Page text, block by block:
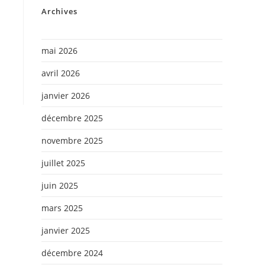
Archives
mai 2026
avril 2026
janvier 2026
décembre 2025
novembre 2025
juillet 2025
juin 2025
mars 2025
janvier 2025
décembre 2024